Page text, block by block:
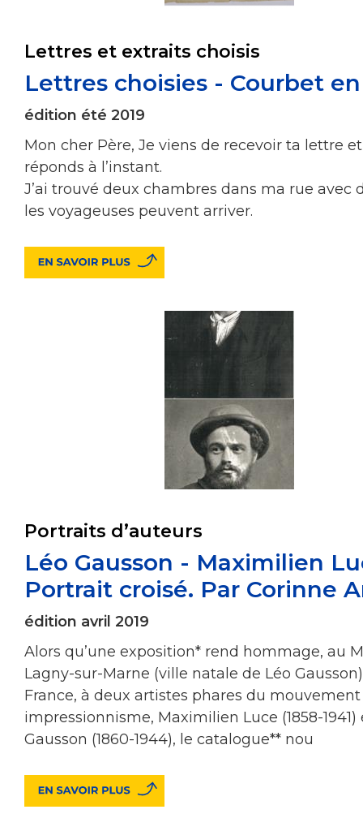
Lettres et extraits choisis
Lettres choisies - Courbet
édition été 2019
Mon cher Père, Je viens de recevoir ta lettre et
réponds à l’instant.
J’ai trouvé deux chambres dans ma rue avec
les voyageuses peuvent arriver.
Portraits d’auteurs
Léo Gausson - Maximilien
Portrait croisé. Par Corinne
édition avril 2019
Alors qu’une exposition* rend hommage, au
Lagny-sur-Marne (ville natale de Léo
France, à deux artistes phares du
impressionnisme, Maximilien Luce (1858-1941)
Gausson (1860-1944), le catalogue** nou